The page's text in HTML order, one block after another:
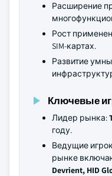
Расширение
Рост
SIM-картах.
Развитие
Ключевые
Лидер рынка:
году.
Ведущие
рынке
Devrient, HID